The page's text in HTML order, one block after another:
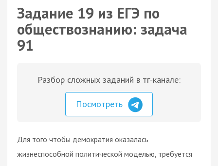
Задание 19 из ЕГЭ по
обществознанию: задача
91
Разбор сложных заданий в тг-канале:
Посмотреть
Для того чтобы демократия оказалась
жизнеспособной политической моделью, требуется